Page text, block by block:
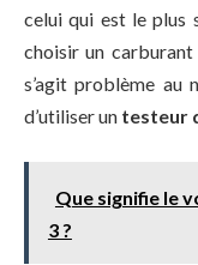
celui qui est le plus
choisir un
s’agit problème au
d’utiliser un testeur
Que signifie le
3 ?